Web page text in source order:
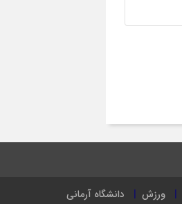
ورزش دانشگاه آرمانی